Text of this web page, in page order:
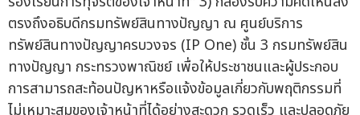
ตรงถึงอธิบดีกรมทรัพย์สินทางปัญญา ณ ศูนย์บริการ
ทรัพย์สินทางปัญญาครบวงจร (IP One) ชั้น 3 กรมทรัพย์สิน
ทางปัญญา กระทรวงพาณิชย์ เพื่อให้ประชาชนและผู้ประกอบ
การสามารถสะท้อนปัญหาหรือแจ้งข้อมูลเกี่ยวกับพฤติกรรมที่
ไม่เหมาะสมของเจ้าหน้าที่ได้อย่างสะดวก รวดเร็ว และปลอดภัย